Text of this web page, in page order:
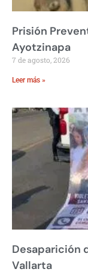
Prisión
Ayotzinapa
7 de agosto, 2026
Leer más »
Desaparición
Vallarta